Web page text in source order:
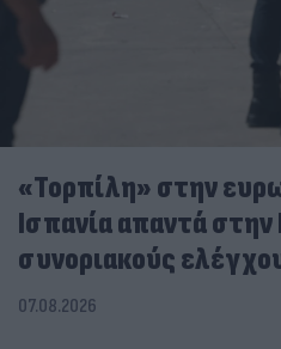
«Τορπίλη» στην
Ισπανία απαντά στην
συνοριακούς
07.08.2026